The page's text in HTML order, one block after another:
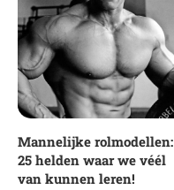
Mannelijke rolmodellen:
25 helden waar we véél
van kunnen leren!